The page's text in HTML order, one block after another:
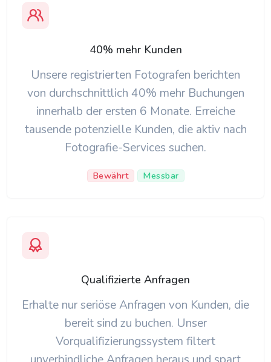
40% mehr Kunden
Unsere registrierten Fotografen berichten
von durchschnittlich 40% mehr Buchungen
innerhalb der ersten 6 Monate. Erreiche
tausende potenzielle Kunden, die aktiv nach
Fotografie-Services suchen.
Bewährt Messbar
Qualifizierte Anfragen
Erhalte nur seriöse Anfragen von Kunden, die
bereit sind zu buchen. Unser
Vorqualifizierungssystem filtert